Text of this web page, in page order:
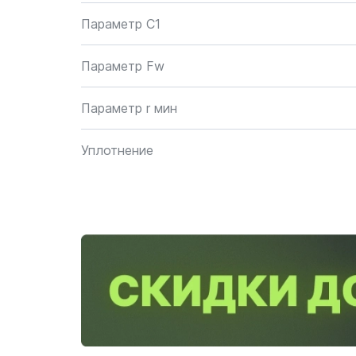
Параметр C1
Параметр Fw
Параметр r мин
Уплотнение